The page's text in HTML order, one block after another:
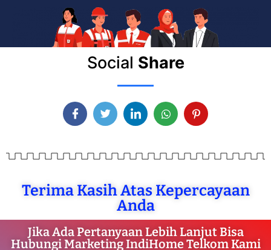
Social Share
Terima Kasih Atas Kepercayaan
Anda
Jika Ada Pertanyaan Lebih Lanjut Bisa
Hubungi Marketing IndiHome Telkom Kami